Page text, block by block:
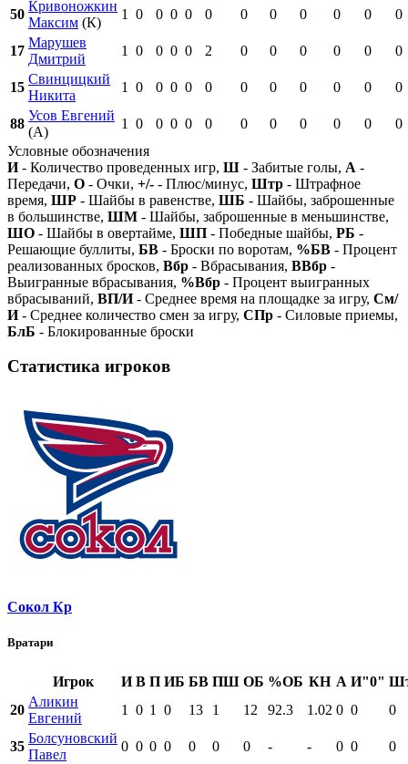
50
Кривоножкин
Максим (К)
1 0 0 0 0 0 0 0 0 0 0 0
17
Марушев
Дмитрий
1 0 0 0 0 2 0 0 0 0 0 0
15
Свинцицкий
Никита
1 0 0 0 0 0 0 0 0 0 0 0
88
Усов Евгений
(А)
1 0 0 0 0 0 0 0 0 0 0
0
Условные обозначения
И- Количество проведенных игр, Ш - Забитые голы, А -
Передачи, О - Очки, +/- - Плюс/минус, Штр - Штрафное
время, ШР - Шайбы в равенстве, ШБ - Шайбы, заброшенные
в большинстве, ШМ - Шайбы, заброшенные в меньшинстве,
ШО - Шайбы в овертайме, ШП - Победные шайбы, РБ -
Решающие буллиты, БВ - Броски по воротам, %БВ - Процент
реализованных бросков, Вбр - Вбрасывания, ВВбр -
Выигранные вбрасывания, %Вбр - Процент выигранных
вбрасываний, ВП/И- Среднее время на площадке за игру, См/
И- Среднее количество смен за игру, СПр - Силовые приемы,
БлБ - Блокированные броски
Статистика игроков
Сокол Кр
Вратари
Игрок И В П ИБ БВ ПШ ОБ %ОБ КН А И"0"
20
Аликин
Евгений
1 0 1 0 13 1 12 92.3 1.02 0 0 0
35
Болсуновский
Павел
0 0 0 0 0 0 0 - - 0 0
0